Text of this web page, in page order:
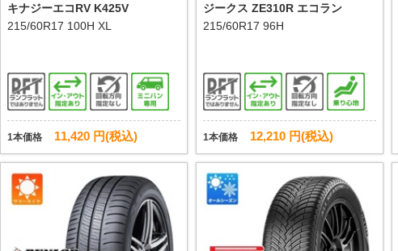
キナジーエコRV K425V
215/60R17 100H XL
1本価格 11,420 円(税込)
ジークス ZE310R エコラン
215/60R17 96H
1本価格 12,210 円(税込)